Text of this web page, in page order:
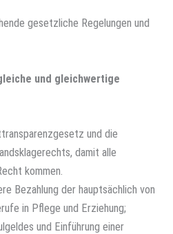
gesetzliche Regelungen und
und gleichwertige
und die
damit alle
kommen.
Bezahlung der hauptsächlich von
in Pflege und Erziehung;
und Einführung einer